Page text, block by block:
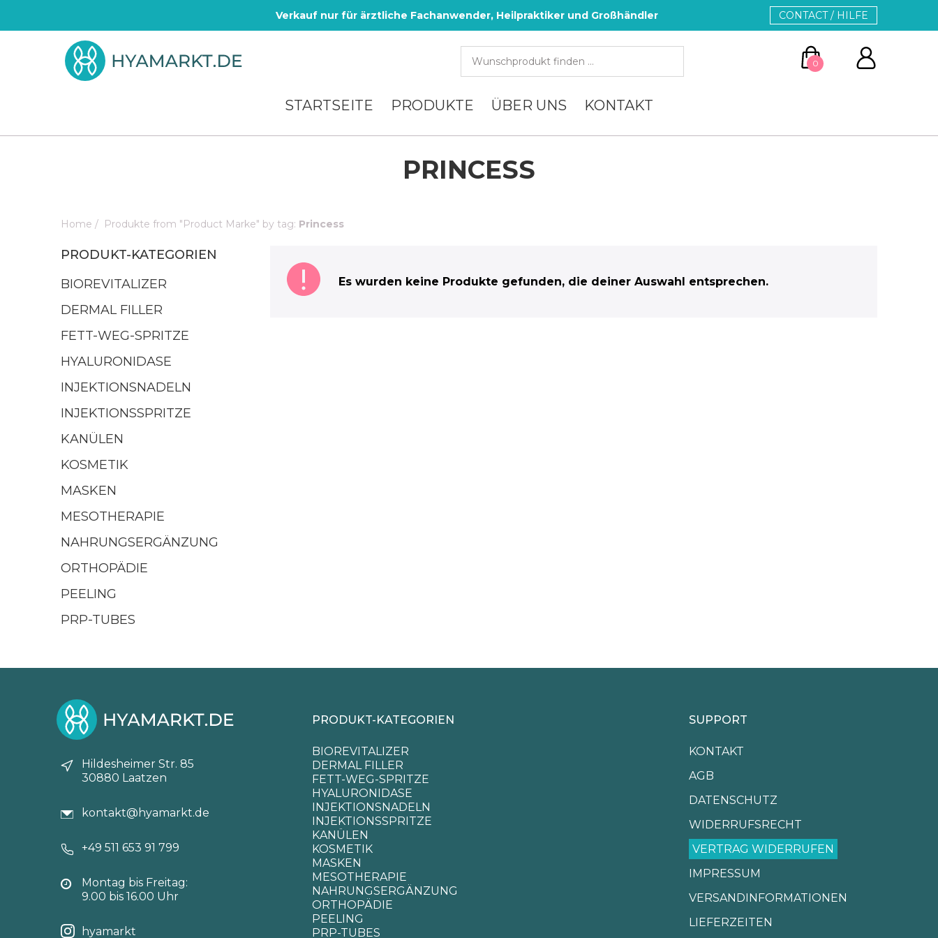
Verkauf nur für ärztliche Fachanwender, Heilpraktiker und Großhändler CONTACT / HILFE
0
STARTSEITE PRODUKTE ÜBER UNS KONTAKT
PRINCESS
Home / Produkte from "Product Marke" by tag: Princess
PRODUKT-KATEGORIEN
BIOREVITALIZER
DERMAL FILLER
FETT-WEG-SPRITZE
HYALURONIDASE
INJEKTIONSNADELN
INJEKTIONSSPRITZE
KANÜLEN
KOSMETIK
MASKEN
MESOTHERAPIE
NAHRUNGSERGÄNZUNG
ORTHOPÄDIE
PEELING
PRP-TUBES
Es wurden keine Produkte gefunden, die deiner Auswahl entsprechen.
Hildesheimer Str. 85
30880 Laatzen
kontakt@hyamarkt.de
+49 511 653 91 799
Montag bis Freitag:
9.00 bis 16.00 Uhr
hyamarkt
PRODUKT-KATEGORIEN
BIOREVITALIZER
DERMAL FILLER
FETT-WEG-SPRITZE
HYALURONIDASE
INJEKTIONSNADELN
INJEKTIONSSPRITZE
KANÜLEN
KOSMETIK
MASKEN
MESOTHERAPIE
NAHRUNGSERGÄNZUNG
ORTHOPÄDIE
PEELING
PRP-TUBES
SUPPORT
KONTAKT
AGB
DATENSCHUTZ
WIDERRUFSRECHT
VERTRAG WIDERRUFEN
IMPRESSUM
VERSANDINFORMATIONEN
LIEFERZEITEN